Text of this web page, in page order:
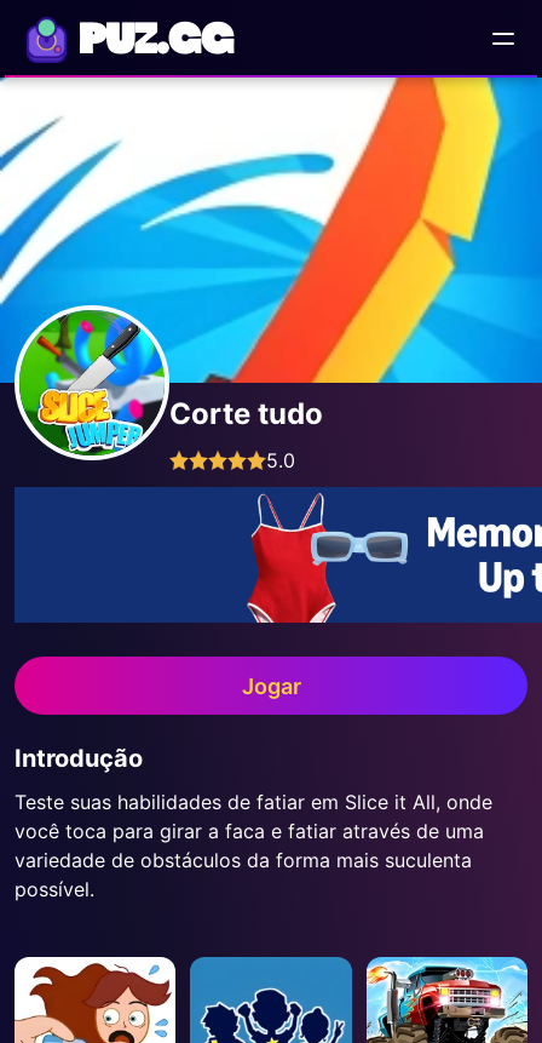
PUZ.GG
Corte tudo
5.0
Jogar
Introdução
Teste suas habilidades de fatiar em Slice it All, onde
você toca para girar a faca e fatiar através de uma
variedade de obstáculos da forma mais suculenta
possível.